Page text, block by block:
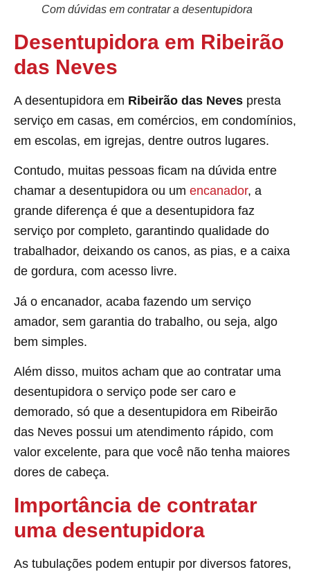
Com dúvidas em contratar a desentupidora
Desentupidora em Ribeirão
das Neves
A desentupidora em Ribeirão das Neves presta
serviço em casas, em comércios, em condomínios,
em escolas, em igrejas, dentre outros lugares.
Contudo, muitas pessoas ficam na dúvida entre
chamar a desentupidora ou um encanador, a
grande diferença é que a desentupidora faz
serviço por completo, garantindo qualidade do
trabalhador, deixando os canos, as pias, e a caixa
de gordura, com acesso livre.
Já o encanador, acaba fazendo um serviço
amador, sem garantia do trabalho, ou seja, algo
bem simples.
Além disso, muitos acham que ao contratar uma
desentupidora o serviço pode ser caro e
demorado, só que a desentupidora em Ribeirão
das Neves possui um atendimento rápido, com
valor excelente, para que você não tenha maiores
dores de cabeça.
Importância de contratar
uma desentupidora
As tubulações podem entupir por diversos fatores,